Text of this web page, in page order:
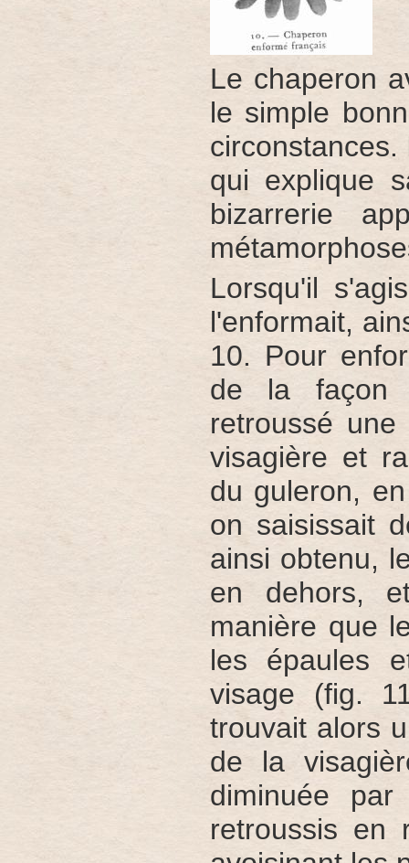
Le chaperon
le simple
qui explique
bizarrerie
Lorsqu'il
l'enformait,
10. Pour
de la façon
retroussé
visagière et
du guleron,
on saisissait
ainsi obtenu,
en dehors,
manière que
les épaules
visage (fig.
trouvait alors
de la
diminuée
retroussis en